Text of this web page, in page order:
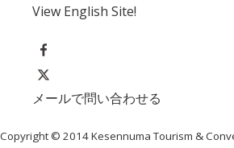
View English Site!
メールで問い合わせる
Copyright © 2014 Kesennuma Tourism &